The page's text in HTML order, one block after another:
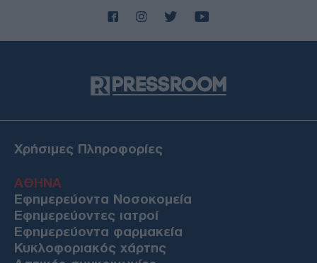
Χρήσιμες Πληροφορίες
ΑΘΗΝΑ
Εφημερεύοντα Νοσοκομεία
Εφημερεύοντες ιατροί
Εφημερεύοντα φαρμακεία
Κυκλοφοριακός χάρτης